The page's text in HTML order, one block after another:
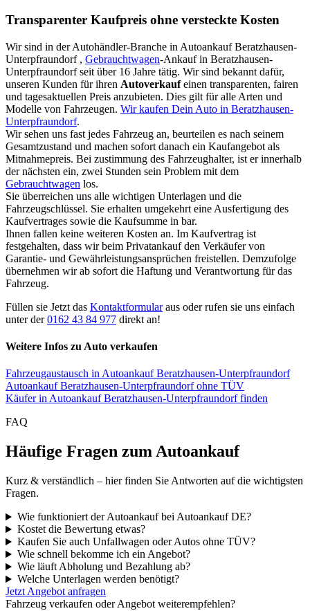
Transparenter Kaufpreis ohne versteckte Kosten
Wir sind in der Autohändler-Branche in Autoankauf Beratzhausen-
Unterpfraundorf , Gebrauchtwagen-Ankauf in Beratzhausen-
Unterpfraundorf seit über 16 Jahre tätig. Wir sind bekannt dafür,
unseren Kunden für ihren Autoverkaufeinen transparenten, fairen
und tagesaktuellen Preis anzubieten. Dies gilt für alle Arten und
Modelle von Fahrzeugen. Wir kaufen Dein Auto in Beratzhausen-
Unterpfraundorf.
Wir sehen uns fast jedes Fahrzeug an, beurteilen es nach seinem
Gesamtzustand und machen sofort danach ein Kaufangebot als
Mitnahmepreis. Bei zustimmung des Fahrzeughalter, ist er innerhalb
der nächsten ein, zwei Stunden sein Problem mit dem
Gebrauchtwagen los.
Sie überreichen uns alle wichtigen Unterlagen und die
Fahrzeugschlüssel. Sie erhalten umgekehrt eine Ausfertigung des
Kaufvertrages sowie die Kaufsumme in bar.
Ihnen fallen keine weiteren Kosten an. Im Kaufvertrag ist
festgehalten, dass wir beim Privatankauf den Verkäufer von
Garantie- und Gewährleistungsansprüchen freistellen. Demzufolge
übernehmen wir ab sofort die Haftung und Verantwortung für das
Fahrzeug.
Füllen sie Jetzt das Kontaktformularaus oder rufen sie uns einfach
unter der0162 43 84 977 direkt an!
Weitere Infos zu Auto verkaufen
Fahrzeugaustausch in Autoankauf Beratzhausen-Unterpfraundorf
Autoankauf Beratzhausen-Unterpfraundorf ohne TÜV
Käufer in Autoankauf Beratzhausen-Unterpfraundorf finden
FAQ
Häufige Fragen zum Autoankauf
Kurz & verständlich – hier finden Sie Antworten auf die wichtigsten
Fragen.
Wie funktioniert der Autoankauf bei Autoankauf DE?
Kostet die Bewertung etwas?
Kaufen Sie auch Unfallwagen oder Autos ohne TÜV?
Wie schnell bekomme ich ein Angebot?
Wie läuft Abholung und Bezahlung ab?
Welche Unterlagen werden benötigt?
Jetzt Angebot anfragen
Fahrzeug verkaufen oder Angebot weiterempfehlen?